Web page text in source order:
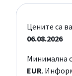
Цените са
06.08.2026
Минимална
EUR.